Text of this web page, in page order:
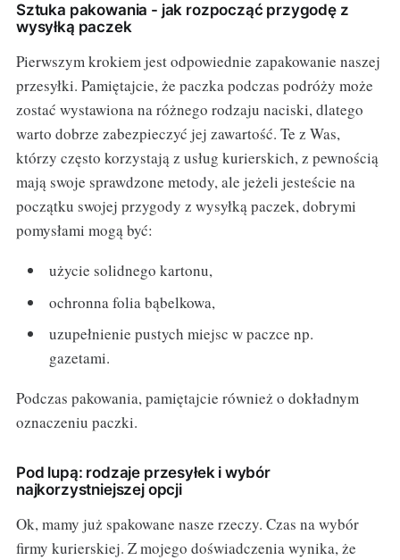
Sztuka pakowania - jak rozpocząć przygodę z
wysyłką paczek
Pierwszym krokiem jest odpowiednie zapakowanie naszej
przesyłki. Pamiętajcie, że paczka podczas podróży może
zostać wystawiona na różnego rodzaju naciski, dlatego
warto dobrze zabezpieczyć jej zawartość. Te z Was,
którzy często korzystają z usług kurierskich, z pewnością
mają swoje sprawdzone metody, ale jeżeli jesteście na
początku swojej przygody z wysyłką paczek, dobrymi
pomysłami mogą być:
użycie solidnego kartonu,
ochronna folia bąbelkowa,
uzupełnienie pustych miejsc w paczce np.
gazetami.
Podczas pakowania, pamiętajcie również o dokładnym
oznaczeniu paczki.
Pod lupą: rodzaje przesyłek i wybór
najkorzystniejszej opcji
Ok, mamy już spakowane nasze rzeczy. Czas na wybór
firmy kurierskiej. Z mojego doświadczenia wynika, że